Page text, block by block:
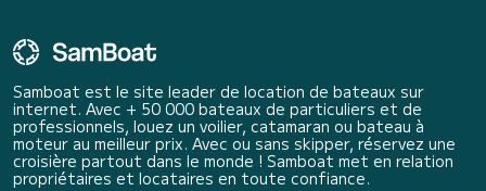
Samboat est le site leader de location de bateaux sur
internet. Avec + 50 000 bateaux de particuliers et de
professionnels, louez un voilier, catamaran ou bateau à
moteur au meilleur prix. Avec ou sans skipper, réservez une
croisière partout dans le monde ! Samboat met en relation
propriétaires et locataires en toute confiance.